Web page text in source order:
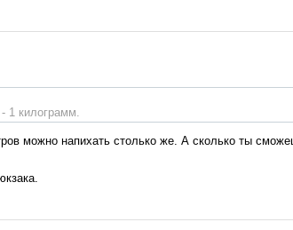
1 килограмм.
можно напихать столько же. А сколько ты